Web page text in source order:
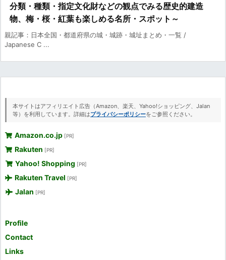
分類・種類・指定文化財などの観点でみる歴史的建造
物、梅・桜・紅葉も楽しめる名所・スポット～
親記事：日本全国・都道府県の城・城跡・城址まとめ・一覧 /
Japanese C ...
本サイトはアフィリエイト広告（Amazon、楽天、Yahoo!ショッピング、Jalan
等）を利用しています。詳細はプライバシーポリシーをご参照ください。
Amazon.co.jp [PR]
Rakuten [PR]
Yahoo! Shopping [PR]
Rakuten Travel [PR]
Jalan [PR]
Profile
Contact
Links